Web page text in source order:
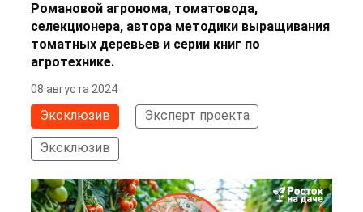
Романовой агронома, томатовода,
селекционера, автора методики выращивания
томатных деревьев и серии книг по
агротехнике.
08 августа 2024
Эксклюзив Эксперт проекта
Эксклюзив